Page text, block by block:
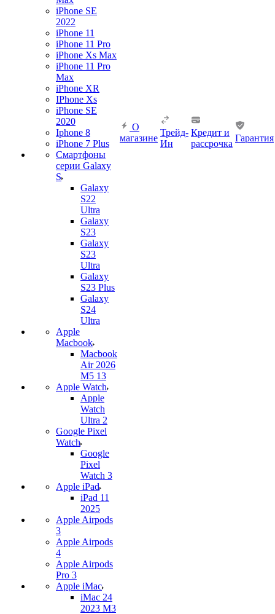
iPhone SE
2022
iPhone 11
iPhone 11 Pro
iPhone Xs Max
iPhone 11 Pro
Max
iPhone XR
IPhone Xs
iPhone SE
2020
Iphone 8
iPhone 7 Plus
Смартфоны
серии Galaxy
S
Galaxy
S22
Ultra
Galaxy
S23
Galaxy
S23
Ultra
Galaxy
S23 Plus
Galaxy
S24
Ultra
Apple
Macbook
Macbook
Air 2026
M5 13
Apple Watch
Apple
Watch
Ultra 2
Google Pixel
Watch
Google
Pixel
Watch 3
Apple iPad
iPad 11
2025
Apple Airpods
3
Apple Airpods
4
Apple Airpods
Pro 3
Apple iMac
iMac 24
2023 M3
О
магазине
Трейд-
Ин
Кредит и
рассрочка
Гарантия